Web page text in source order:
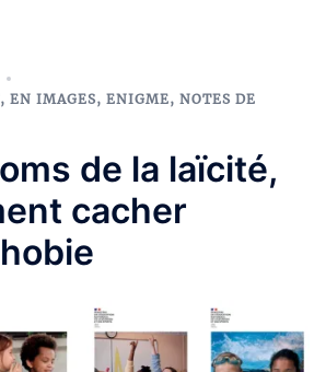
, EN IMAGES, ENIGME, NOTES DE
de la laïcité,
cacher